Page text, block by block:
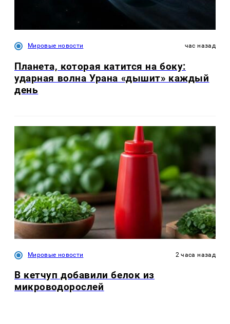
Мировые новости час назад
Планета, которая катится на боку:
ударная волна Урана «дышит» каждый
день
Мировые новости 2 часа назад
В кетчуп добавили белок из
микроводорослей